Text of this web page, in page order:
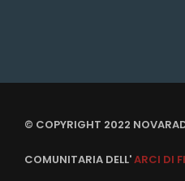
© COPYRIGHT 2022
COMUNITARIA DELL'ARCI DI